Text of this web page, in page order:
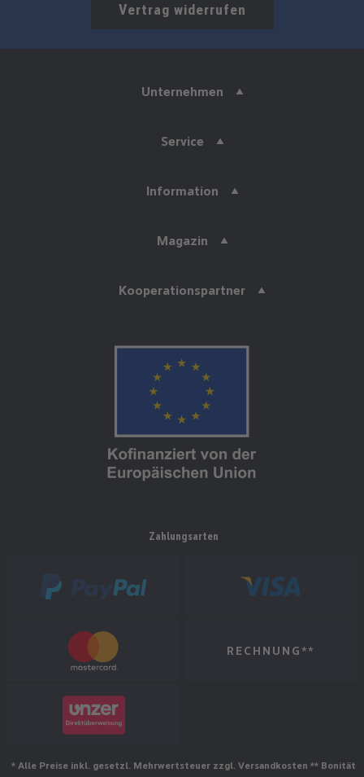
Vertrag widerrufen
Unternehmen
Service
Information
Magazin
Kooperationspartner
Zahlungsarten
RECHNUNG**
* Alle Preise inkl. gesetzl. Mehrwertsteuer zzgl. Versandkosten ** Bonität